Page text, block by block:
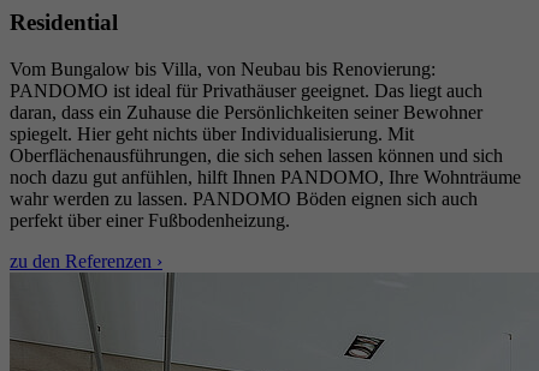
Residential
Vom Bungalow bis Villa, von Neubau bis Renovierung:
PANDOMO ist ideal für Privathäuser geeignet. Das liegt auch
daran, dass ein Zuhause die Persönlichkeiten seiner Bewohner
spiegelt. Hier geht nichts über Individualisierung. Mit
Oberflächenausführungen, die sich sehen lassen können und sich
noch dazu gut anfühlen, hilft Ihnen PANDOMO, Ihre Wohnträume
wahr werden zu lassen. PANDOMO Böden eignen sich auch
perfekt über einer Fußbodenheizung.
zu den Referenzen ›